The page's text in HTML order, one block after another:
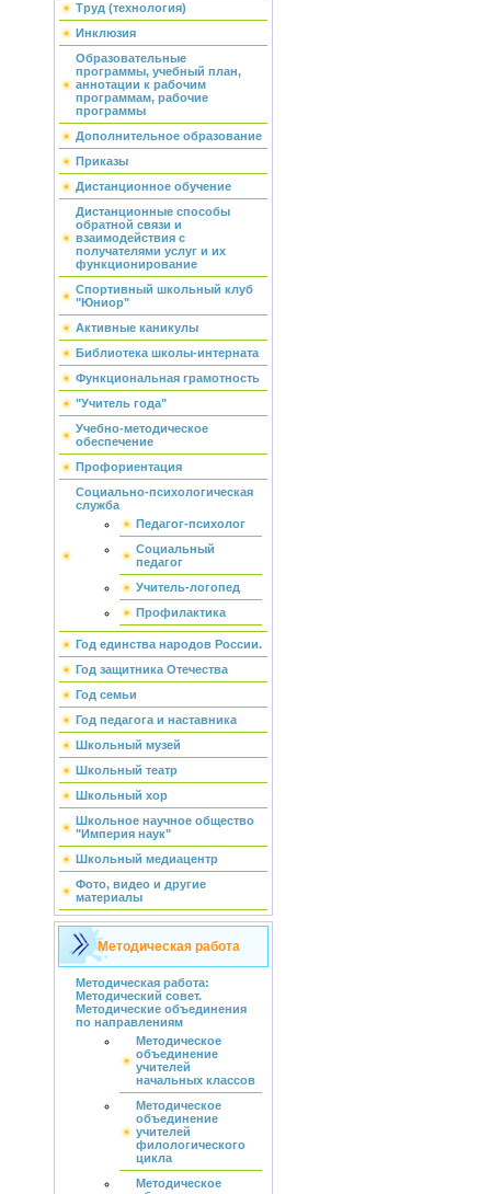
Труд (технология)
Инклюзия
Образовательные
программы, учебный план,
аннотации к рабочим
программам, рабочие
программы
Дополнительное образование
Приказы
Дистанционное обучение
Дистанционные способы
обратной связи и
взаимодействия с
получателями услуг и их
функционирование
Спортивный школьный клуб
"Юниор"
Активные каникулы
Библиотека школы-интерната
Функциональная грамотность
"Учитель года"
Учебно-методическое
обеспечение
Профориентация
Социально-психологическая
служба
Педагог-психолог
Социальный
педагог
Учитель-логопед
Профилактика
Год единства народов России.
Год защитника Отечества
Год семьи
Год педагога и наставника
Школьный музей
Школьный театр
Школьный хор
Школьное научное общество
"Империя наук"
Школьный медиацентр
Фото, видео и другие
материалы
Методическая работа
Методическая работа:
Методический совет.
Методические объединения
по направлениям
Методическое
объединение
учителей
начальных классов
Методическое
объединение
учителей
филологического
цикла
Методическое